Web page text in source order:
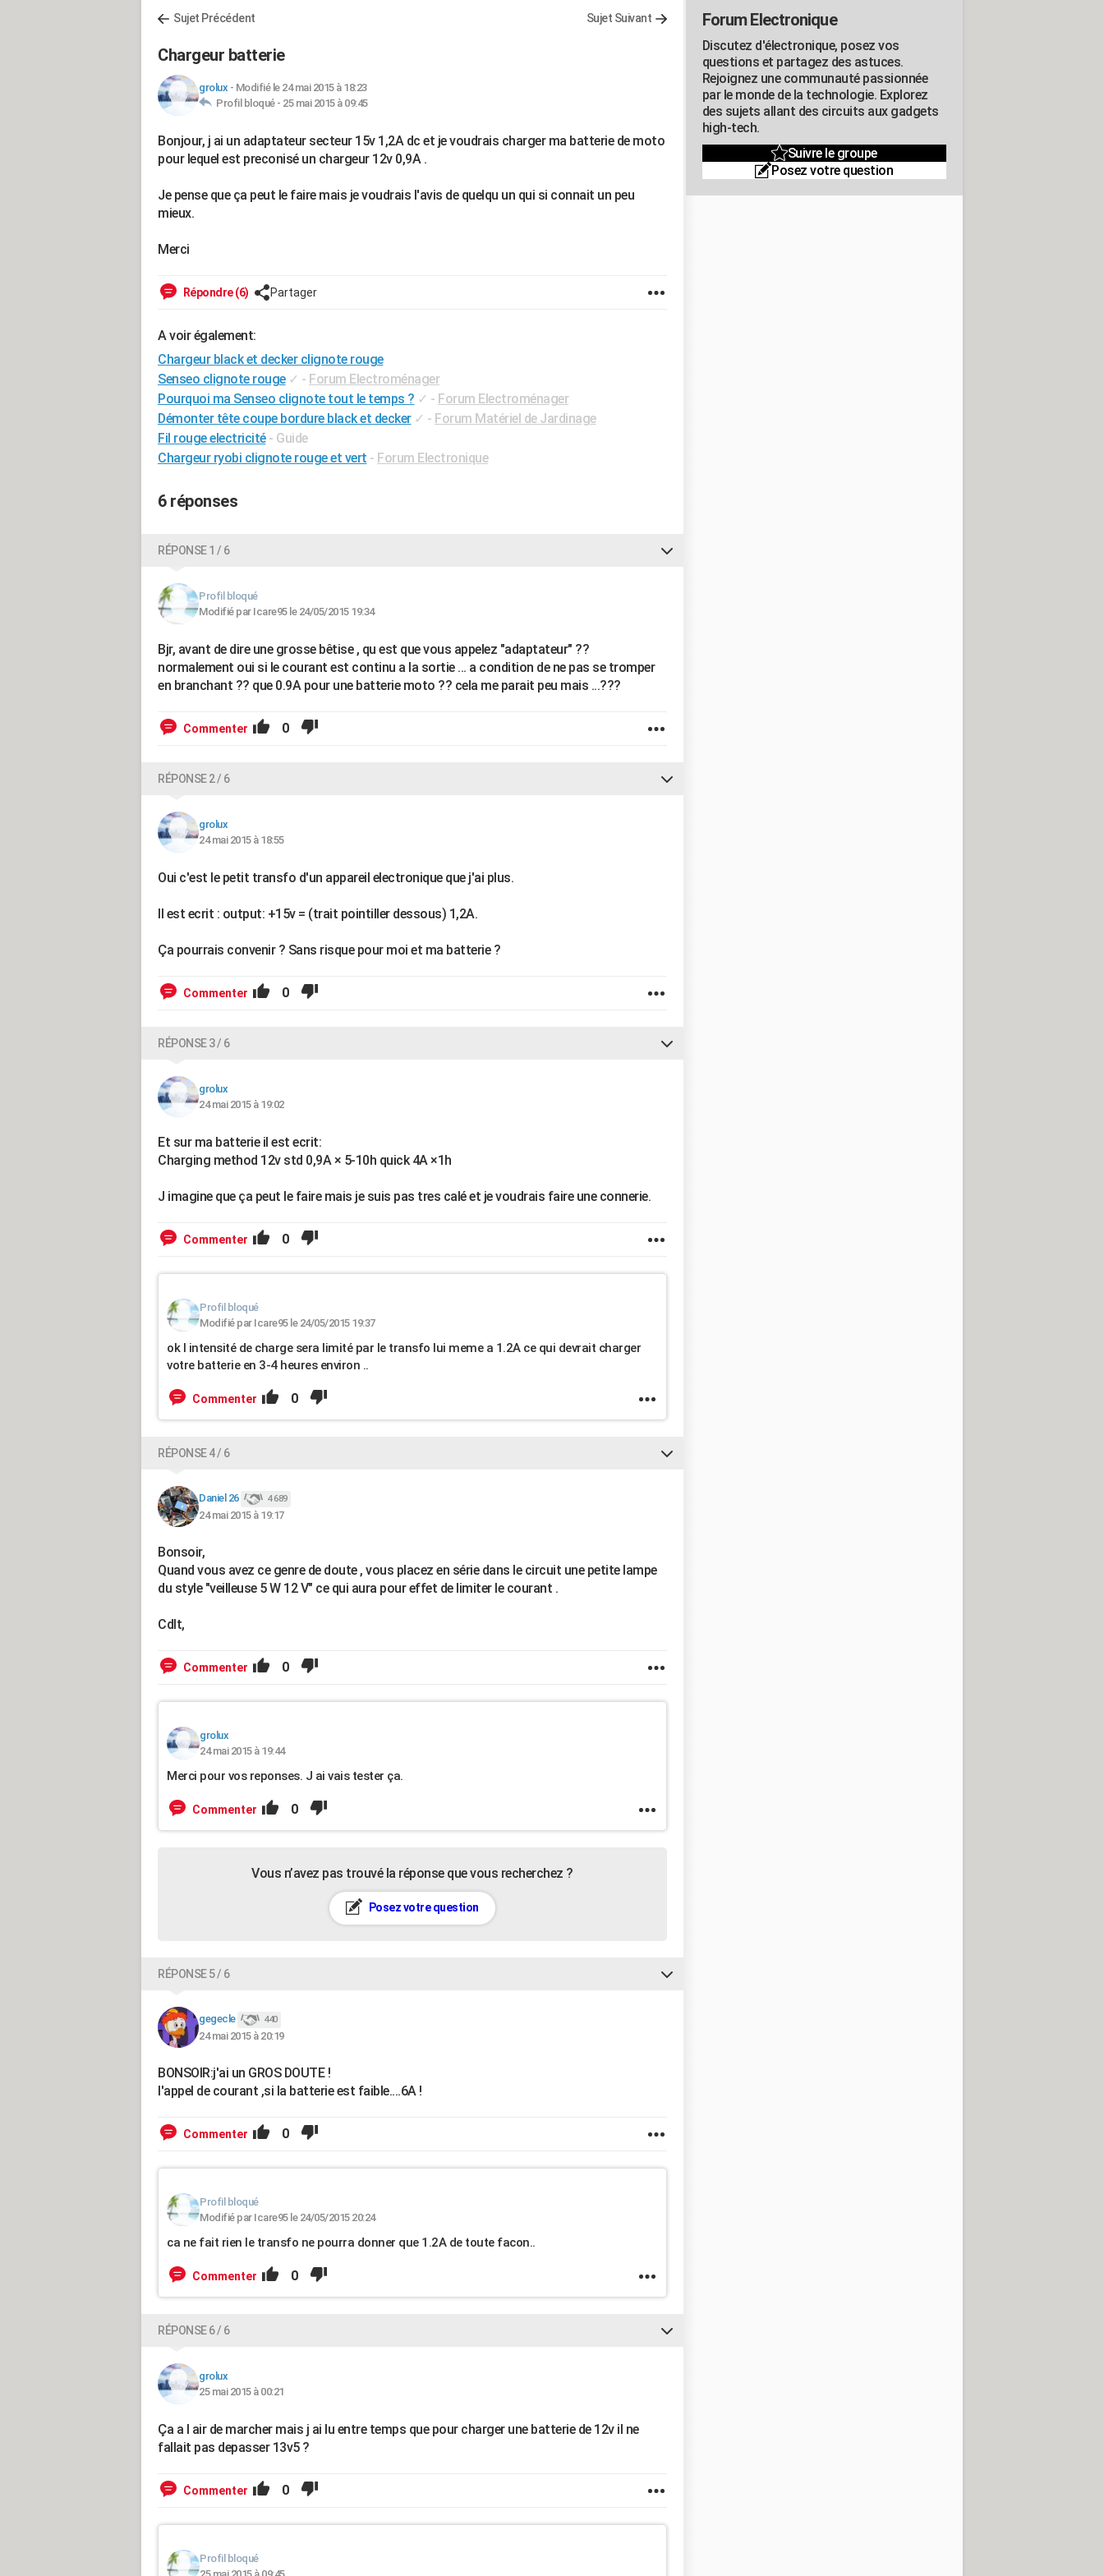
Sujet Précédent Sujet Suivant
Chargeur batterie
grolux - Modifié le 24 mai 2015 à 18:23
Profil bloqué - 25 mai 2015 à 09:45
Bonjour, j ai un adaptateur secteur 15v 1,2A dc et je voudrais charger ma batterie de moto
pour lequel est preconisé un chargeur 12v 0,9A .
Je pense que ça peut le faire mais je voudrais l'avis de quelqu un qui si connait un peu
mieux.
Merci
Répondre (6) Partager
A voir également:
Chargeur black et decker clignote rouge
Senseo clignote rouge ✓ - Forum Electroménager
Pourquoi ma Senseo clignote tout le temps ? ✓ - Forum Electroménager
Démonter tête coupe bordure black et decker ✓ - Forum Matériel de Jardinage
Fil rouge electricité - Guide
Chargeur ryobi clignote rouge et vert - Forum Electronique
6 réponses
RÉPONSE 1 / 6
Profil bloqué
Modifié par Icare95 le 24/05/2015 19:34
Bjr, avant de dire une grosse bêtise , qu est que vous appelez "adaptateur" ??
normalement oui si le courant est continu a la sortie ... a condition de ne pas se tromper
en branchant ?? que 0.9A pour une batterie moto ?? cela me parait peu mais ...???
Commenter 0
RÉPONSE 2 / 6
grolux
24 mai 2015 à 18:55
Oui c'est le petit transfo d'un appareil electronique que j'ai plus.
Il est ecrit : output: +15v = (trait pointiller dessous) 1,2A.
Ça pourrais convenir ? Sans risque pour moi et ma batterie ?
Commenter 0
RÉPONSE 3 / 6
grolux
24 mai 2015 à 19:02
Et sur ma batterie il est ecrit:
Charging method 12v std 0,9A × 5-10h quick 4A ×1h
J imagine que ça peut le faire mais je suis pas tres calé et je voudrais faire une connerie.
Commenter 0
Profil bloqué
Modifié par Icare95 le 24/05/2015 19:37
ok l intensité de charge sera limité par le transfo lui meme a 1.2A ce qui devrait charger
votre batterie en 3-4 heures environ ..
Commenter 0
RÉPONSE 4 / 6
Daniel 26 4 689
24 mai 2015 à 19:17
Bonsoir,
Quand vous avez ce genre de doute , vous placez en série dans le circuit une petite lampe
du style "veilleuse 5 W 12 V" ce qui aura pour effet de limiter le courant .
Cdlt,
Commenter 0
grolux
24 mai 2015 à 19:44
Merci pour vos reponses. J ai vais tester ça.
Commenter 0
Vous n’avez pas trouvé la réponse que vous recherchez ?
Posez votre question
RÉPONSE 5 / 6
gegecle 440
24 mai 2015 à 20:19
BONSOIR:j'ai un GROS DOUTE !
l'appel de courant ,si la batterie est faible....6A !
Commenter 0
Profil bloqué
Modifié par Icare95 le 24/05/2015 20:24
ca ne fait rien le transfo ne pourra donner que 1.2A de toute facon..
Commenter 0
RÉPONSE 6 / 6
grolux
25 mai 2015 à 00:21
Ça a l air de marcher mais j ai lu entre temps que pour charger une batterie de 12v il ne
fallait pas depasser 13v5 ?
Commenter 0
Profil bloqué
Forum Electronique
Discutez d'électronique, posez vos
questions et partagez des astuces.
Rejoignez une communauté passionnée
par le monde de la technologie. Explorez
des sujets allant des circuits aux gadgets
high-tech.
Suivre le groupe
Posez votre question